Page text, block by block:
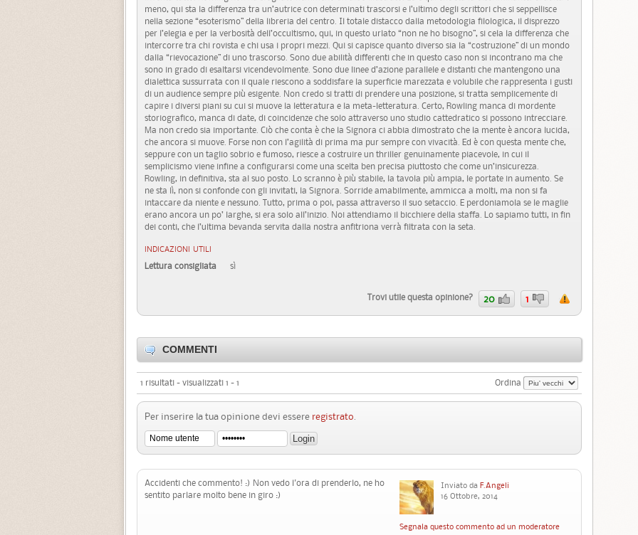
meno, qui sta la differenza tra un’autrice con determinati trascorsi e l’ultimo degli scrittori che si seppellisce
nella sezione “esoterismo” della libreria del centro. Il totale distacco dalla metodologia filologica, il disprezzo
per l’elegia e per la verbosità dell’occultismo, qui, in questo urlato “non ne ho bisogno”, si cela la differenza che
intercorre tra chi rovista e chi usa i propri mezzi. Qui si capisce quanto diverso sia la “costruzione” di un mondo
dalla “rievocazione” di uno trascorso. Sono due abilità differenti che in questo caso non si incontrano ma che
sono in grado di esaltarsi vicendevolmente. Sono due linee d’azione parallele e distanti che mantengono una
dialettica sussurrata con il quale riescono a soddisfare la superficie marezzata e volubile che rappresenta i gusti
di un audience sempre più esigente. Non credo si tratti di prendere una posizione, si tratta semplicemente di
capire i diversi piani su cui si muove la letteratura e la meta-letteratura. Certo, Rowling manca di mordente
storiografico, manca di date, di coincidenze che solo attraverso uno studio cattedratico si possono intrecciare.
Ma non credo sia importante. Ciò che conta è che la Signora ci abbia dimostrato che la mente è ancora lucida,
che ancora si muove. Forse non con l’agilità di prima ma pur sempre con vivacità. Ed è con questa mente che,
seppure con un taglio sobrio e fumoso, riesce a costruire un thriller genuinamente piacevole, in cui il
semplicismo viene infine a configurarsi come una scelta ben precisa piuttosto che come un’insicurezza.
Rowling, in definitiva, sta al suo posto. Lo scranno è più stabile, la tavola più ampia, le portate in aumento. Se
ne sta lì, non si confonde con gli invitati, la Signora. Sorride amabilmente, ammicca a molti, ma non si fa
intaccare da niente e nessuno. Tutto, prima o poi, passa attraverso il suo setaccio. E perdoniamola se le maglie
erano ancora un po’ larghe, si era solo all’inizio. Noi attendiamo il bicchiere della staffa. Lo sapiamo tutti, in fin
dei conti, che l’ultima bevanda servita dalla nostra anfitriona verrà filtrata con la seta.
INDICAZIONI UTILI
Lettura consigliata sì
Trovi utile questa opinione? 20 1
COMMENTI
1 risultati - visualizzati 1 - 1 Ordina
Per inserire la tua opinione devi essere registrato
Inviato daF.Angeli
16 Ottobre, 2014
Segnala questo commento ad un moderatore
Accidenti che commento! :) Non vedo l'ora di prenderlo, ne ho
sentito parlare molto bene in giro :)